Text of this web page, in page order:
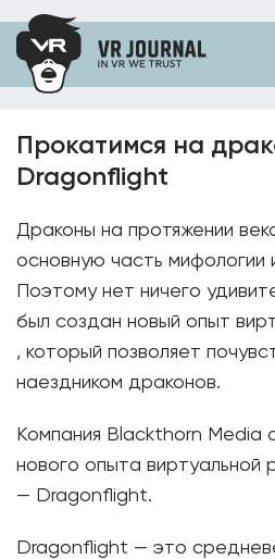
Прокатимся на
Dragonflight
Драконы на протяжении
основную часть мифологии
Поэтому нет ничего
был создан новый опыт
, который позволяет
наездником драконов.
Компания Blackthorn Media
нового опыта виртуальной
— Dragonflight.
Dragonflight — это